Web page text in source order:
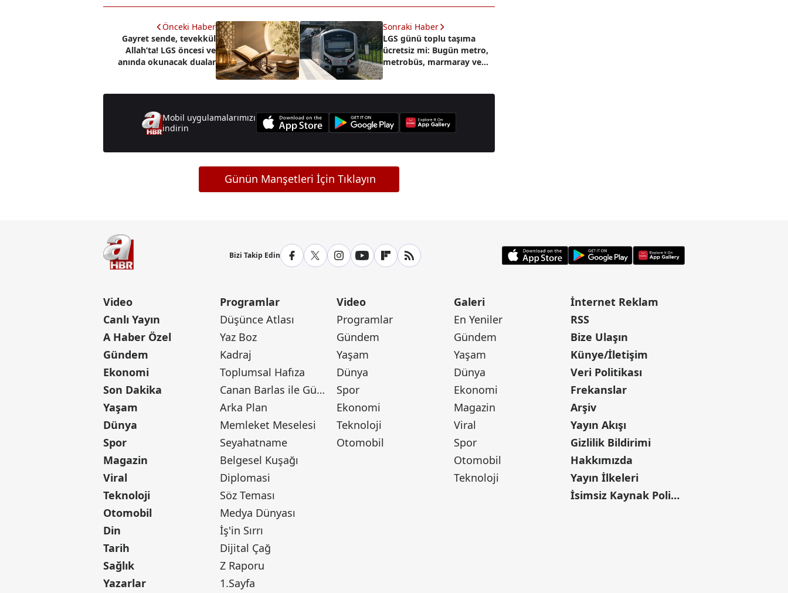
Önceki Haber
Gayret sende, tevekkül
Allah’ta! LGS öncesi ve
anında okunacak dualar
Sonraki Haber
LGS günü toplu taşıma
ücretsiz mi: Bugün metro,
metrobüs, marmaray ve
İETT bedava mı?
Mobil uygulamalarımızı
indirin
Günün Manşetleri İçin Tıklayın
Bizi Takip Edin
Video
Canlı Yayın
A Haber Özel
Gündem
Ekonomi
Son Dakika
Yaşam
Dünya
Spor
Magazin
Viral
Teknoloji
Otomobil
Din
Tarih
Sağlık
Yazarlar
Programlar
Düşünce Atlası
Yaz Boz
Kadraj
Toplumsal Hafıza
Canan Barlas ile Gündem
Arka Plan
Memleket Meselesi
Seyahatname
Belgesel Kuşağı
Diplomasi
Söz Teması
Medya Dünyası
İş'in Sırrı
Dijital Çağ
Z Raporu
1.Sayfa
Video
Programlar
Gündem
Yaşam
Dünya
Spor
Ekonomi
Teknoloji
Otomobil
Galeri
En Yeniler
Gündem
Yaşam
Dünya
Ekonomi
Magazin
Viral
Spor
Otomobil
Teknoloji
İnternet Reklam
RSS
Bize Ulaşın
Künye/İletişim
Veri Politikası
Frekanslar
Arşiv
Yayın Akışı
Gizlilik Bildirimi
Hakkımızda
Yayın İlkeleri
İsimsiz Kaynak Politikası